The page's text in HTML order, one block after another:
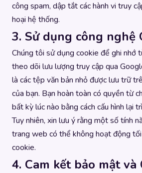
công spam, dập tắt các hành vi truy
hoại hệ thống.
3. Sử dụng công nghệ
Chúng tôi sử dụng cookie để ghi nhớ
theo dõi lưu lượng truy cập qua
là các tệp văn bản nhỏ được lưu trữ
của bạn. Bạn hoàn toàn có quyền từ
bất kỳ lúc nào bằng cách cấu hình lại
Tuy nhiên, xin lưu ý rằng một số tính
trang web có thể không hoạt động
cookie.
4. Cam kết bảo mật và